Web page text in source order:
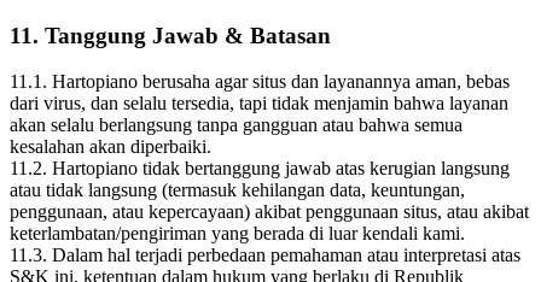
11. Tanggung Jawab & Batasan
11.1. Hartopiano berusaha agar situs dan layanannya aman, bebas
dari virus, dan selalu tersedia, tapi tidak menjamin bahwa layanan
akan selalu berlangsung tanpa gangguan atau bahwa semua
kesalahan akan diperbaiki.
11.2. Hartopiano tidak bertanggung jawab atas kerugian langsung
atau tidak langsung (termasuk kehilangan data, keuntungan,
penggunaan, atau kepercayaan) akibat penggunaan situs, atau akibat
keterlambatan/pengiriman yang berada di luar kendali kami.
11.3. Dalam hal terjadi perbedaan pemahaman atau interpretasi atas
S&K ini, ketentuan dalam hukum yang berlaku di Republik